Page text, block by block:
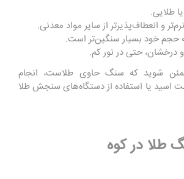
طلایی.
و انعطاف‌پذیرتر از سایر مواد معدنی.
حجم خود بسیار سنگین‌تر است.
درخشان، حتی در نور کم.
شوید که سنگ حاوی طلاست، انجام
اسید یا استفاده از دستگاه‌های سنجش طلا
در کوه